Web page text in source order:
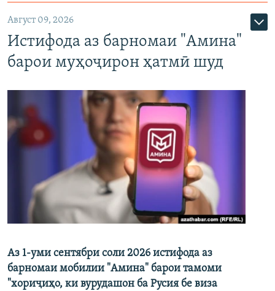
Август 09, 2026
Истифода аз барномаи "Амина"
барои муҳоҷирон ҳатмӣ шуд
Аз 1-уми сентябри соли 2026 истифода аз
барномаи мобилии "Амина" барои тамоми
"хориҷиҳо, ки вурудашон ба Русия бе виза